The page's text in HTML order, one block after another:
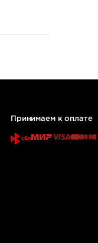
Принимаем к оплате